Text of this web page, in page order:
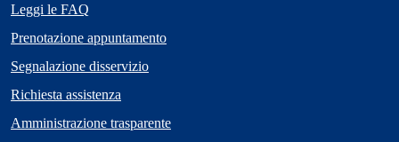
Leggi le FAQ
Prenotazione appuntamento
Segnalazione disservizio
Richiesta assistenza
Amministrazione trasparente